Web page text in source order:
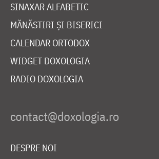
SINAXAR ALFABETIC
MĂNĂSTIRI ȘI BISERICI
CALENDAR ORTODOX
WIDGET DOXOLOGIA
RADIO DOXOLOGIA
DESPRE NOI